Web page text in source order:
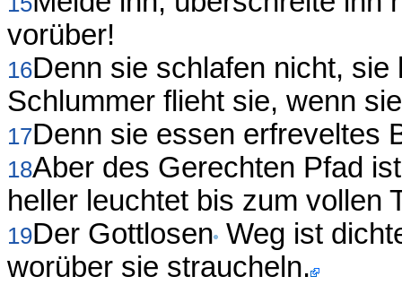
vorüber!
16Denn sie schlafen nicht,
Schlummer flieht sie, wenn
17Denn sie essen erfreveltes
18Aber des Gerechten Pfad
heller leuchtet bis zum vollen
19Der Gottlosen Weg ist
worüber sie straucheln.